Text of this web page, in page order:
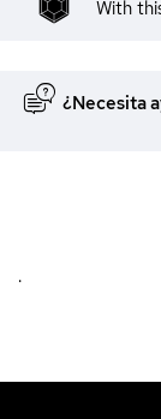
With
¿Necesita
.